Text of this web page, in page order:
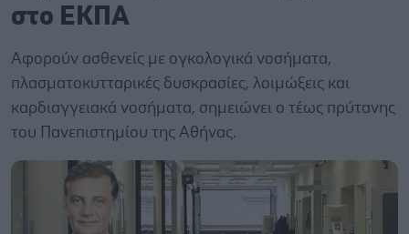
στο ΕΚΠΑ
Αφορούν ασθενείς με ογκολογικά νοσήματα,
πλασματοκυτταρικές δυσκρασίες, λοιμώξεις και
καρδιαγγειακά νοσήματα, σημειώνει ο τέως πρύτανης
του Πανεπιστημίου της Αθήνας.